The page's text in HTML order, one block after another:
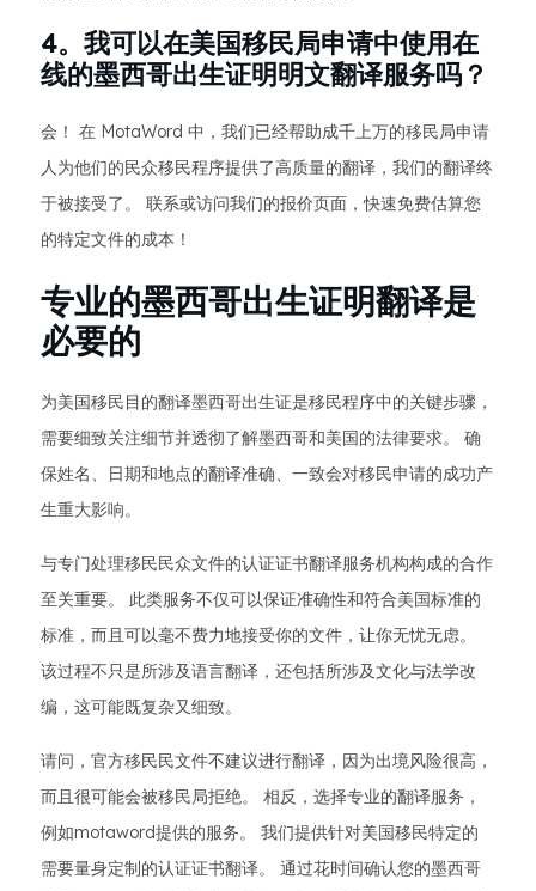
4。我可以在美国移民局申请中使用在
线的墨西哥出生证明明文翻译服务吗？
会！ 在 MotaWord 中，我们已经帮助成千上万的移民局申请
人为他们的民众移民程序提供了高质量的翻译，我们的翻译终
于被接受了。 联系或访问我们的报价页面，快速免费估算您
的特定文件的成本！
专业的墨西哥出生证明翻译是
必要的
为美国移民目的翻译墨西哥出生证是移民程序中的关键步骤，
需要细致关注细节并透彻了解墨西哥和美国的法律要求。 确
保姓名、日期和地点的翻译准确、一致会对移民申请的成功产
生重大影响。
与专门处理移民民众文件的认证证书翻译服务机构构成的合作
至关重要。 此类服务不仅可以保证准确性和符合美国标准的
标准，而且可以毫不费力地接受你的文件，让你无忧无虑。
该过程不只是所涉及语言翻译，还包括所涉及文化与法学改
编，这可能既复杂又细致。
请问，官方移民民文件不建议进行翻译，因为出境风险很高，
而且很可能会被移民局拒绝。 相反，选择专业的翻译服务，
例如motaword提供的服务。 我们提供针对美国移民特定的
需要量身定制的认证证书翻译。 通过花时间确认您的墨西哥